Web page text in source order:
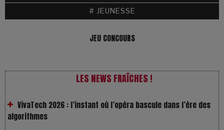
# JEUNESSE
JEU CONCOURS
LES NEWS FRAÎCHES !
VivaTech 2026 : l’instant où l’opéra bascule dans l’ère des
Festivals : pourquoi les dérivés du chanvre gagnent en